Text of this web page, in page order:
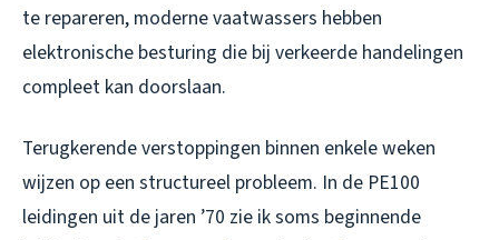
te repareren, moderne vaatwassers hebben
elektronische besturing die bij verkeerde handelingen
compleet kan doorslaan.
Terugkerende verstoppingen binnen enkele weken
wijzen op een structureel probleem. In de PE100
leidingen uit de jaren ’70 zie ik soms beginnende